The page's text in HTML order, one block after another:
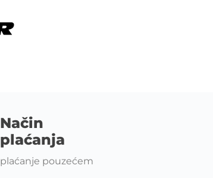
Način
plaćanja
plaćanje pouzećem